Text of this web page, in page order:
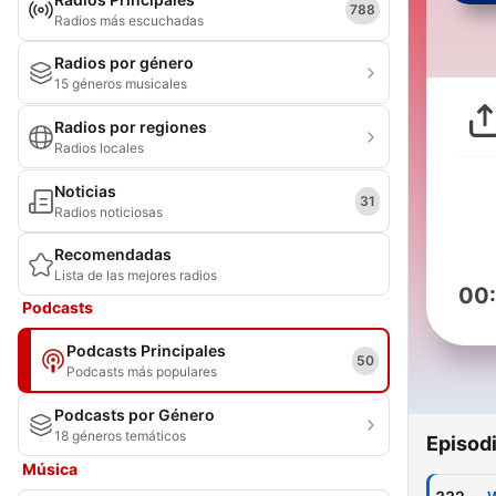
Radios más escuchadas
788
Radios por género
15 géneros musicales
Radios por regiones
Radios locales
Noticias
Radios noticiosas
31
Recomendadas
Lista de las mejores radios
Podcasts
Podcasts Principales
Podcasts más populares
50
Podcasts por Género
18 géneros temáticos
Música